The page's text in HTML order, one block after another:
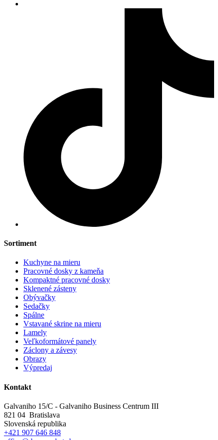
Sortiment
Kuchyne na mieru
Pracovné dosky z kameňa
Kompaktné pracovné dosky
Sklenené zásteny
Obývačky
Sedačky
Spálne
Vstavané skrine na mieru
Lamely
Veľkoformátové panely
Záclony a závesy
Obrazy
Výpredaj
Kontakt
Galvaniho 15/C - Galvaniho Business Centrum III
821 04 Bratislava
Slovenská republika
+421 907 646 848